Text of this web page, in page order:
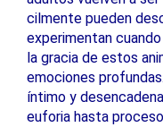
cilmente pueden
experimentan
la gracia de estos
emociones
íntimo y
euforia hasta